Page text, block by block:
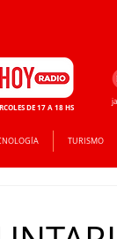
TURISMO
DE 17 A 18 HS